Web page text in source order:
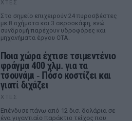
ΧΤΕΣ
Στο σημείο επιχειρούν 24 πυροσβέστες
με 8 οχήματα και 3 αεροσκάφη, ενώ
συνδρομή παρέχουν υδροφόρες και
μηχανήματα έργου ΟΤΑ.
Ποια χώρα έχτισε τσιμεντένιο
φράγμα 400 χλμ. για τα
τσουνάμι ‑ Πόσο κοστίζει και
γιατί διχάζει
ΧΤΕΣ
Επένδυσε πάνω από 12 δισ. δολάρια σε
ένα γιγαντιαίο παράκτιο τείχος που